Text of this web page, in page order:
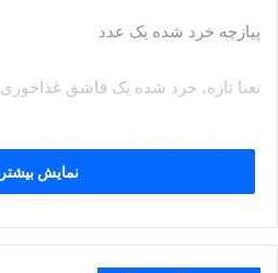
پیازچه خرد شده یک عدد
نعنا تازه، خرد شده یک قاشق غذاخوری
نمایش بیشتر